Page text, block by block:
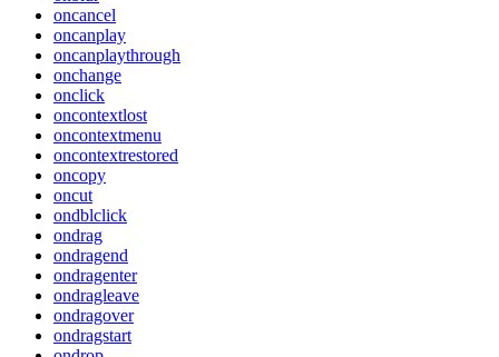
oncancel
oncanplay
oncanplaythrough
onchange
onclick
oncontextlost
oncontextmenu
oncontextrestored
oncopy
oncut
ondblclick
ondrag
ondragend
ondragenter
ondragleave
ondragover
ondragstart